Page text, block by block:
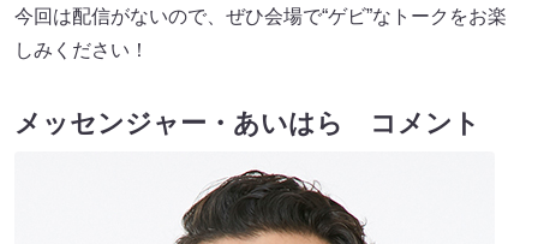
今回は配信がないので、ぜひ会場で“ゲビ”なトークをお楽
しみください！
メッセンジャー・あいはら コメント